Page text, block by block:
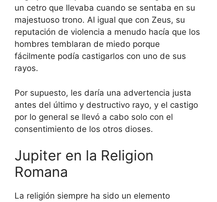
un cetro que llevaba cuando se sentaba en su
majestuoso trono. Al igual que con Zeus, su
reputación de violencia a menudo hacía que los
hombres temblaran de miedo porque
fácilmente podía castigarlos con uno de sus
rayos.
Por supuesto, les daría una advertencia justa
antes del último y destructivo rayo, y el castigo
por lo general se llevó a cabo solo con el
consentimiento de los otros dioses.
Jupiter en la Religion
Romana
La religión siempre ha sido un elemento